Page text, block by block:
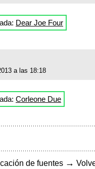
Dear Joe Four
a las 18:18
Corleone Due
de fuentes →